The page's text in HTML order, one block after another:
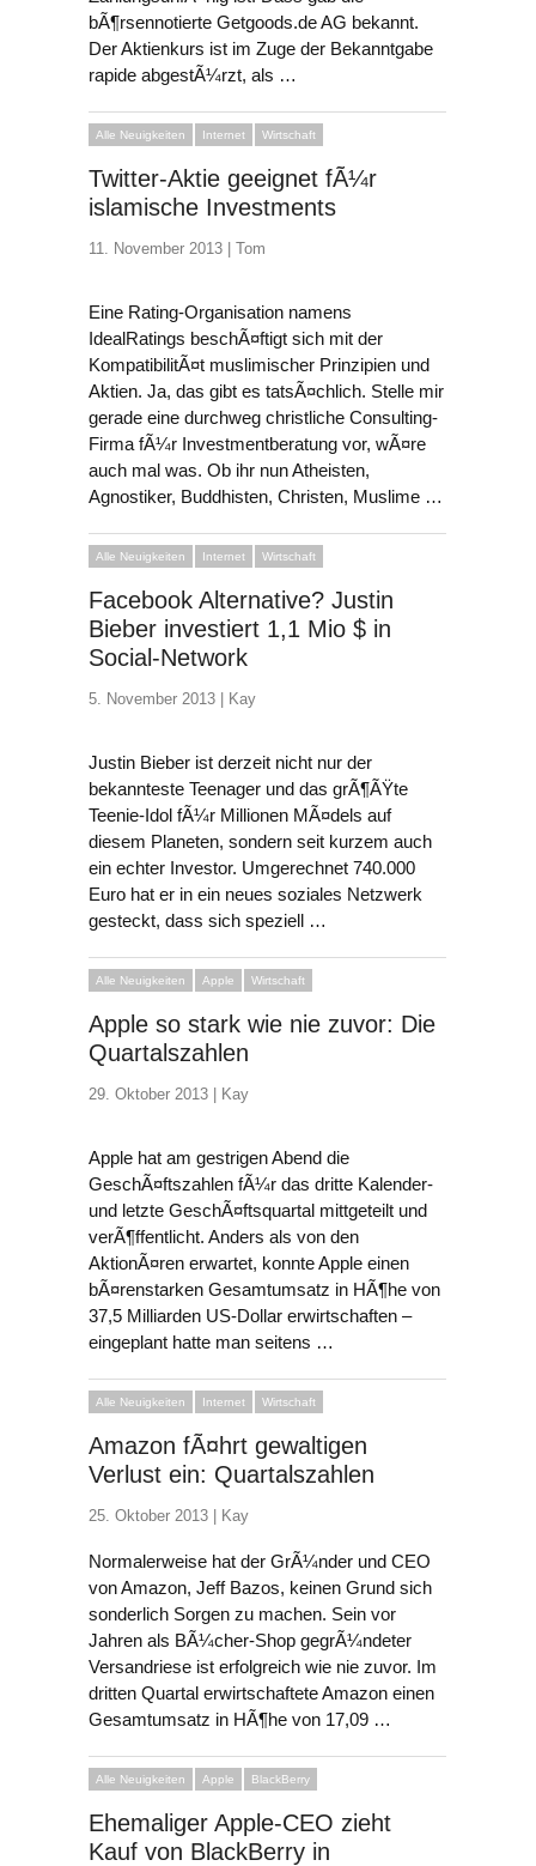
bÃ¶rsennotierte Getgoods.de AG bekannt.
Der Aktienkurs ist im Zuge der Bekanntgabe
rapide abgestÃ¼rzt, als …
Alle Neuigkeiten Internet Wirtschaft
Twitter-Aktie geeignet fÃ¼r
islamische Investments
11. November 2013 | Tom
Eine Rating-Organisation namens
IdealRatings beschÃ¤ftigt sich mit der
KompatibilitÃ¤t muslimischer Prinzipien und
Aktien. Ja, das gibt es tatsÃ¤chlich. Stelle mir
gerade eine durchweg christliche Consulting-
Firma fÃ¼r Investmentberatung vor, wÃ¤re
auch mal was. Ob ihr nun Atheisten,
Agnostiker, Buddhisten, Christen, Muslime …
Alle Neuigkeiten Internet Wirtschaft
Facebook Alternative? Justin
Bieber investiert 1,1 Mio $ in
Social-Network
5. November 2013 | Kay
Justin Bieber ist derzeit nicht nur der
bekannteste Teenager und das grÃ¶ÃŸte
Teenie-Idol fÃ¼r Millionen MÃ¤dels auf
diesem Planeten, sondern seit kurzem auch
ein echter Investor. Umgerechnet 740.000
Euro hat er in ein neues soziales Netzwerk
gesteckt, dass sich speziell …
Alle Neuigkeiten Apple Wirtschaft
Apple so stark wie nie zuvor: Die
Quartalszahlen
29. Oktober 2013 | Kay
Apple hat am gestrigen Abend die
GeschÃ¤ftszahlen fÃ¼r das dritte Kalender-
und letzte GeschÃ¤ftsquartal mittgeteilt und
verÃ¶ffentlicht. Anders als von den
AktionÃ¤ren erwartet, konnte Apple einen
bÃ¤renstarken Gesamtumsatz in HÃ¶he von
37,5 Milliarden US-Dollar erwirtschaften –
eingeplant hatte man seitens …
Alle Neuigkeiten Internet Wirtschaft
Amazon fÃ¤hrt gewaltigen
Verlust ein: Quartalszahlen
25. Oktober 2013 | Kay
Normalerweise hat der GrÃ¼nder und CEO
von Amazon, Jeff Bazos, keinen Grund sich
sonderlich Sorgen zu machen. Sein vor
Jahren als BÃ¼cher-Shop gegrÃ¼ndeter
Versandriese ist erfolgreich wie nie zuvor. Im
dritten Quartal erwirtschaftete Amazon einen
Gesamtumsatz in HÃ¶he von 17,09 …
Alle Neuigkeiten Apple BlackBerry
Ehemaliger Apple-CEO zieht
Kauf von BlackBerry in